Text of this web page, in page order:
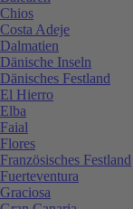
Chios
Costa Adeje
Dalmatien
Dänische Inseln
Dänisches Festland
El Hierro
Elba
Faial
Flores
Französisches Festland
Fuerteventura
Graciosa